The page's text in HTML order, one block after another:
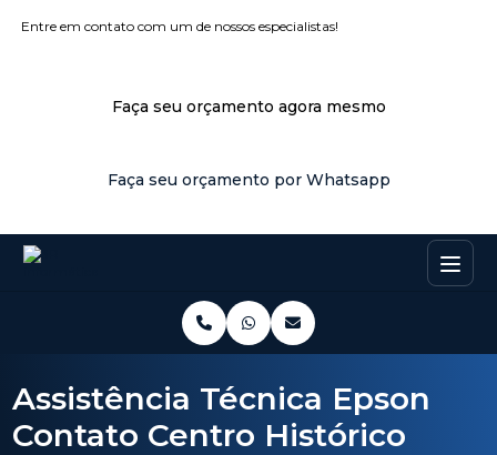
Entre em contato com um de nossos especialistas!
Faça seu orçamento agora mesmo
Faça seu orçamento por Whatsapp
Assistência Técnica Epson
Contato Centro Histórico